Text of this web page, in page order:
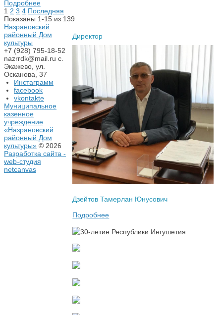
Подробнее
1 2 3 4 Последняя
Показаны 1-15 из 139
Директор
Дзейтов Тамерлан Юнусович
Подробнее
Назрановский
районный Дом
культуры
+7 (928) 795-18-52
nazrrdk@mail.ru с.
Экажево, ул.
Осканова, 37
Инстаграмм
facebook
vkontakte
Муниципальное
казенное
учреждение
«Назрановский
районный Дом
культуры» © 2026
Разработка сайта -
web-студия
netcanvas